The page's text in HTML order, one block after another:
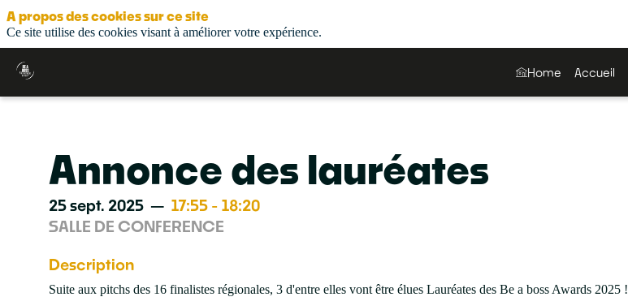
Home Accueil
Annonce des lauréates
25 sept. 2025 — 17:55 - 18:20
SALLE DE CONFERENCE
Description
Suite aux pitchs des 16 finalistes régionales, 3 d'entre elles vont être élues Lauréates des Be a boss Awards 2025 !
A propos des cookies sur ce site
Ce site utilise des cookies visant à améliorer votre expérience.